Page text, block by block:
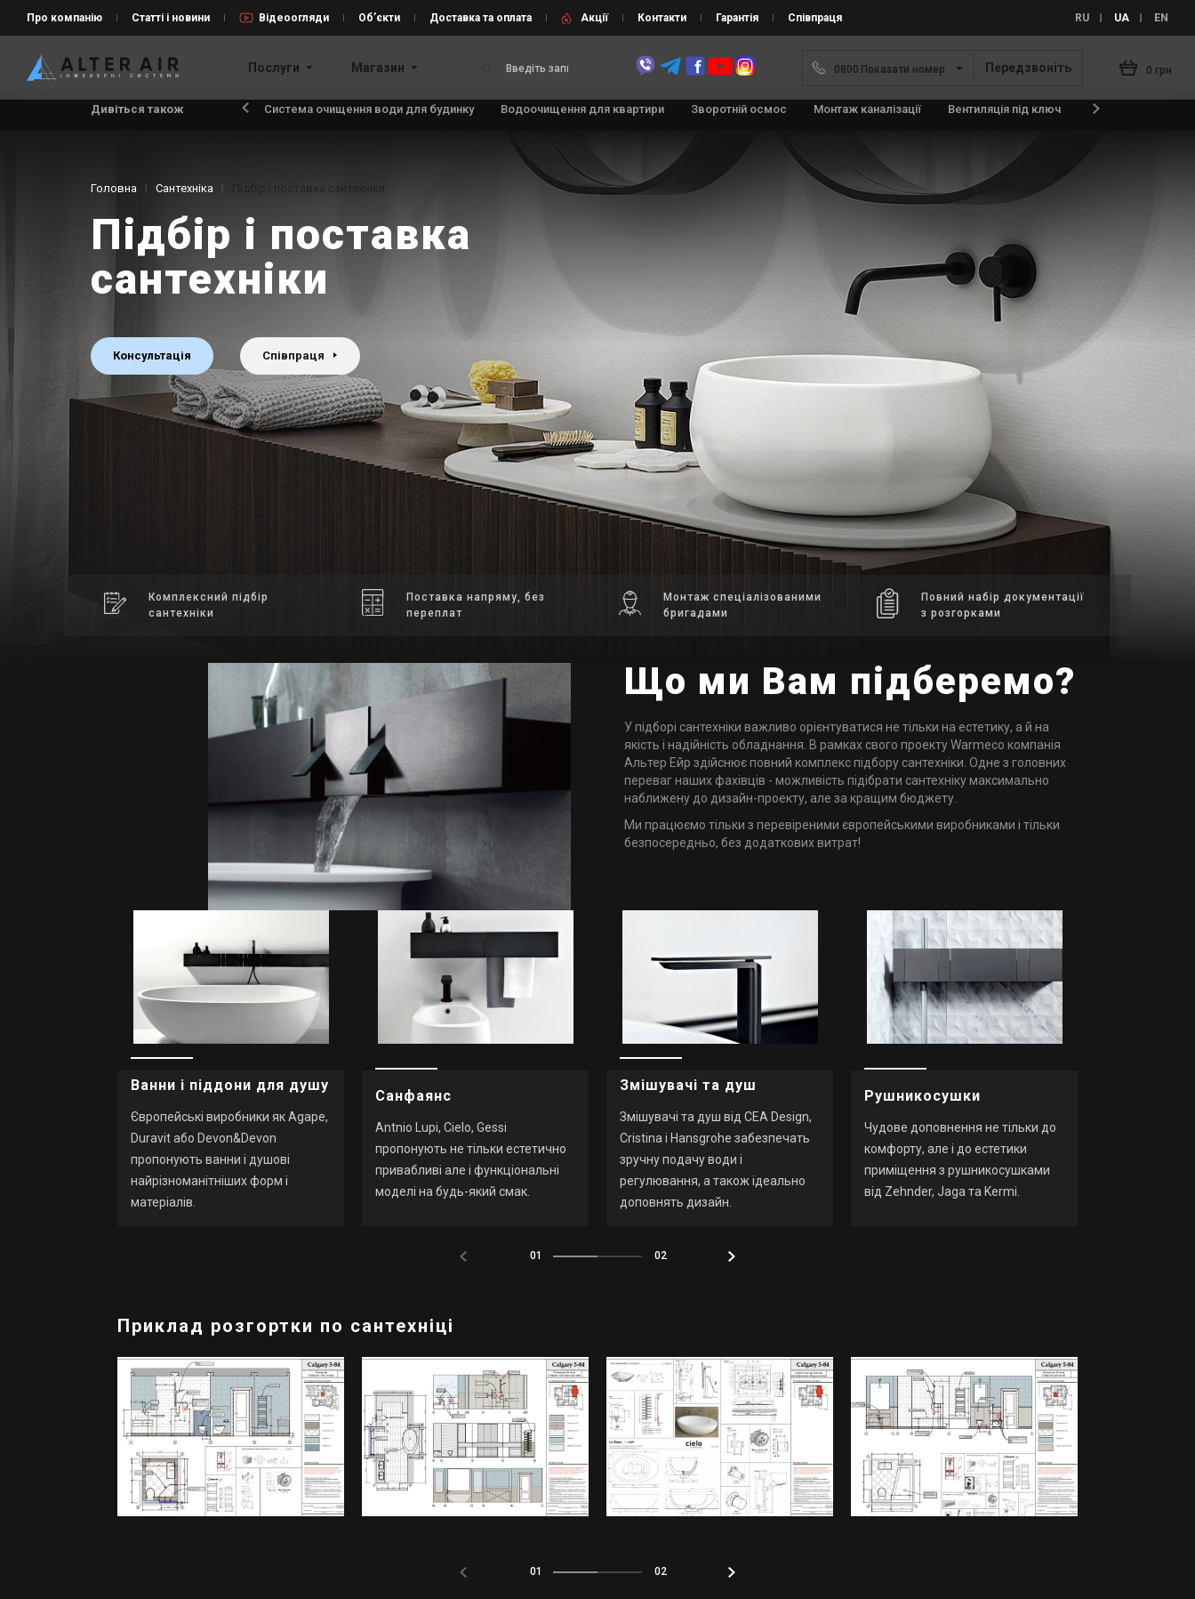
Про компанію Статті і новини Відеоогляди Об’єкти Доставка та оплата Акції Контакти Гарантія Співпраця RU UA EN
Послуги Магазин 0800 Показати номер Передзвоніть 0 грн
Дивіться також Система очищення води для будинку Водоочищення для квартири Зворотній осмос Монтаж каналізації Вентиляція під ключ
Головна Сантехніка
Підбір і поставка
сантехніки
Консультація Співпраця
Комплексний підбір
сантехніки
Поставка напряму, без
переплат
Монтаж спеціалізованими
бригадами
Повний набір документації
з розгорками
Що ми Вам підберемо?
У підборі сантехніки важливо орієнтуватися не тільки на естетику, а й на
якість і надійність обладнання. В рамках свого проекту Warmeco компанія
Альтер Ейр здійснює повний комплекс підбору сантехніки. Одне з головних
переваг наших фахівців - можливість підібрати сантехніку максимально
наближену до дизайн-проекту, але за кращим бюджету.
Ми працюємо тільки з перевіреними європейськими виробниками і тільки
безпосередньо, без додаткових витрат!
Ванни і піддони для душу
Європейські виробники як Agape,
Duravit або Devon&Devon
пропонують ванни і душові
найрізноманітніших форм і
матеріалів.
Санфаянс
Antnio Lupi, Cielo, Gessi
пропонують не тільки естетично
привабливі але і функціональні
моделі на будь-який смак.
Змішувачі та душ
Змішувачі та душ від CEA Design,
Cristina і Hansgrohe забезпечать
зручну подачу води і
регулювання, а також ідеально
доповнять дизайн.
Рушникосушки
Чудове доповнення не тільки до
комфорту, але і до естетики
приміщення з рушникосушками
від Zehnder, Jaga та Kermi.
01 02
Приклад розгортки по сантехніці
01 02